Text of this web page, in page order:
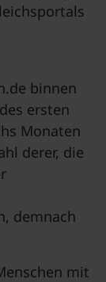
binnen
ersten
Monaten
derer, die
demnach
mit